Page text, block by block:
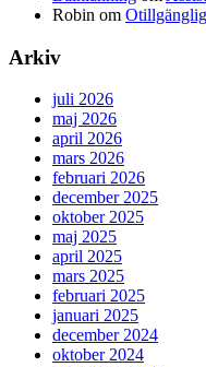
Robin om
Arkiv
juli 2026
maj 2026
april 2026
mars 2026
februari 2026
december 2025
oktober 2025
maj 2025
april 2025
mars 2025
februari 2025
januari 2025
december 2024
oktober 2024